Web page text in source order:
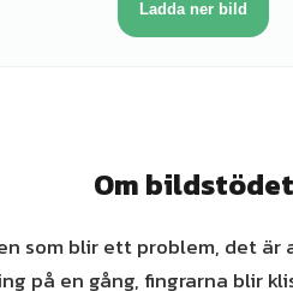
Ladda ner bild
Om bildstödet
som blir ett problem, det
på en gång, fingrarna blir